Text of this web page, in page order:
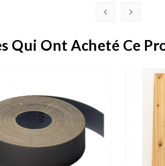
 
Qui Ont Acheté Ce